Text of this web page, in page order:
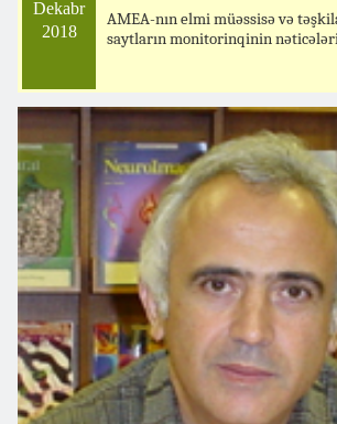
Dekabr
2018
AMEA-nın elmi müəssisə və
saytların monitorinqinin